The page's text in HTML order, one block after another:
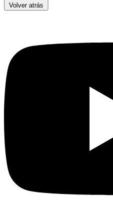
Volver atrás